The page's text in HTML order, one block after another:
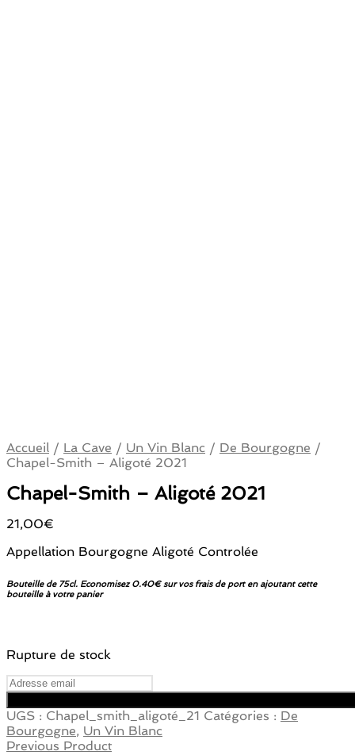
Accueil / La Cave / Un Vin Blanc / De Bourgogne /
Chapel-Smith – Aligoté 2021
Chapel-Smith – Aligoté 2021
21,00€
Appellation Bourgogne Aligoté Controlée
Bouteille de 75cl. Economisez 0.40€ sur vos frais de port en ajoutant cette
bouteille à votre panier
Rupture de stock
UGS : Chapel_smith_aligoté_21 Catégories : De
Bourgogne, Un Vin Blanc
Previous Product